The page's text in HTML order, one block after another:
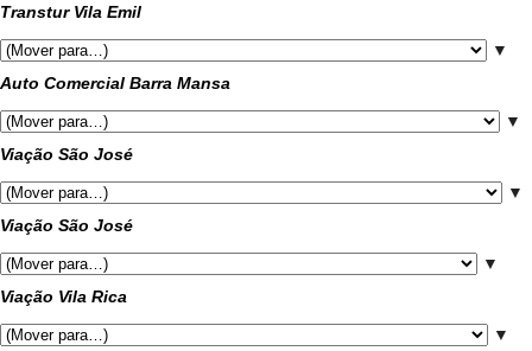
Transtur Vila Emil
▼
Auto Comercial Barra Mansa
▼
Viação São José
▼
Viação São José
▼
Viação Vila Rica
▼